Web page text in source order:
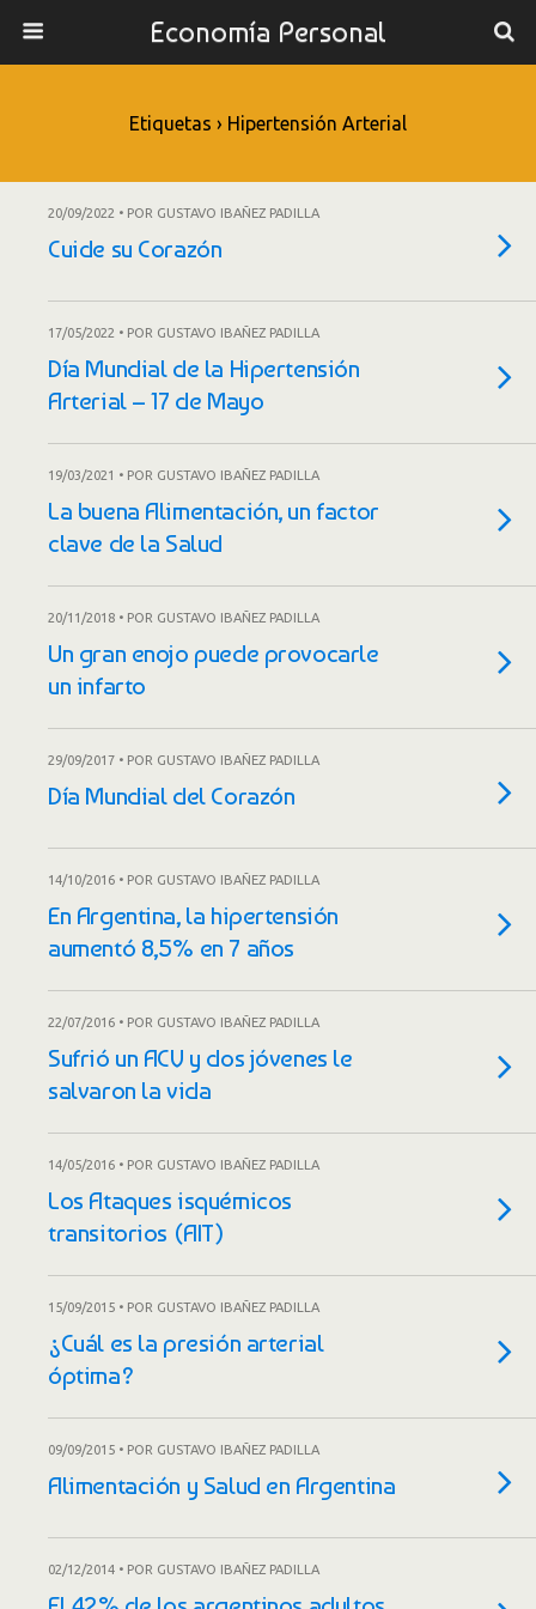
Economía Personal
Etiquetas › Hipertensión Arterial
20/09/2022 • POR GUSTAVO IBAÑEZ PADILLA
Cuide su Corazón
17/05/2022 • POR GUSTAVO IBAÑEZ PADILLA
Día Mundial de la Hipertensión
Arterial – 17 de Mayo
19/03/2021 • POR GUSTAVO IBAÑEZ PADILLA
La buena Alimentación, un factor
clave de la Salud
20/11/2018 • POR GUSTAVO IBAÑEZ PADILLA
Un gran enojo puede provocarle
un infarto
29/09/2017 • POR GUSTAVO IBAÑEZ PADILLA
Día Mundial del Corazón
14/10/2016 • POR GUSTAVO IBAÑEZ PADILLA
En Argentina, la hipertensión
aumentó 8,5% en 7 años
22/07/2016 • POR GUSTAVO IBAÑEZ PADILLA
Sufrió un ACV y dos jóvenes le
salvaron la vida
14/05/2016 • POR GUSTAVO IBAÑEZ PADILLA
Los Ataques isquémicos
transitorios (AIT)
15/09/2015 • POR GUSTAVO IBAÑEZ PADILLA
¿Cuál es la presión arterial
óptima?
09/09/2015 • POR GUSTAVO IBAÑEZ PADILLA
Alimentación y Salud en Argentina
02/12/2014 • POR GUSTAVO IBAÑEZ PADILLA